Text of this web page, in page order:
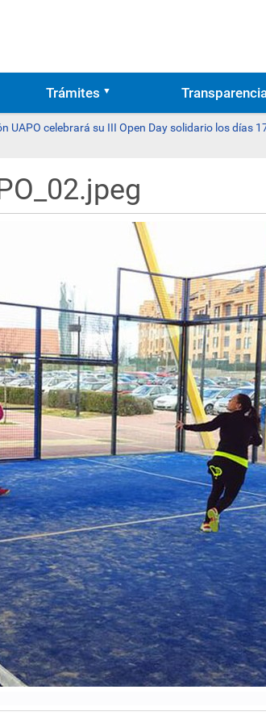
Trámites
UAPO celebrará su III Open Day solidario los días